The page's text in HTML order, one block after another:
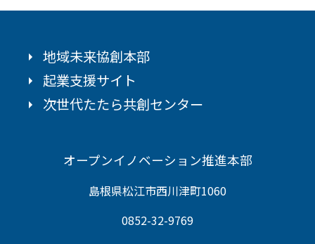
地域未来協創本部
起業支援サイト
次世代たたら共創センター
オープンイノベーション推進本部
島根県松江市西川津町1060
0852-32-9769